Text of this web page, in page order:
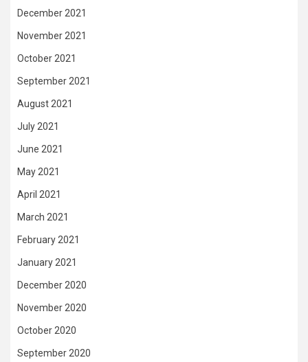
December 2021
November 2021
October 2021
September 2021
August 2021
July 2021
June 2021
May 2021
April 2021
March 2021
February 2021
January 2021
December 2020
November 2020
October 2020
September 2020